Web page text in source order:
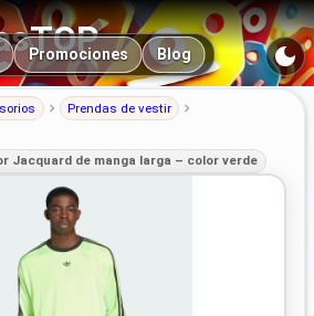
principal
Promociones Blog
Prendas de vestir
Jacquard de manga larga – color verde